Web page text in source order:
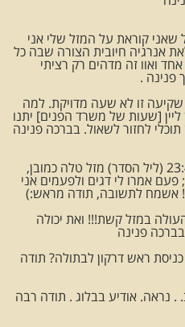
בשקיעה ככל שאני קוראת על המזל שלי אני
אנרגיה חיובית הצורה שבה כל
ואוו זה מדהים רק רציתי
פנינה .
רבה. שקיעה זו לא שעה מדויקת. למה
מבררת בכוכבית 3450 און ליין [שעות של משרד הפנים] יתנו
לחזור לשאול. בברכה פנינה
היי נולדתי ב 17/4/92 בשעה 23:45 (ליל הסדר) מזל טלה כמובן,
אמרו לי דגים ולפעמים אני
אשמח לתשובה, תודה מראש:)
במזל קשת!!! ואת יכולה
פנינה
ראש דרקון לבתולה? תודה
. נראה. אודיע בבלוג . תודה רבה